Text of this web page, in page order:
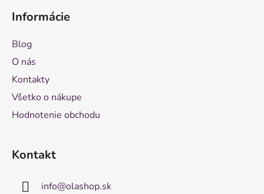
Informácie
Blog
O nás
Kontakty
Všetko o nákupe
Hodnotenie obchodu
Kontakt
info@olashop.sk